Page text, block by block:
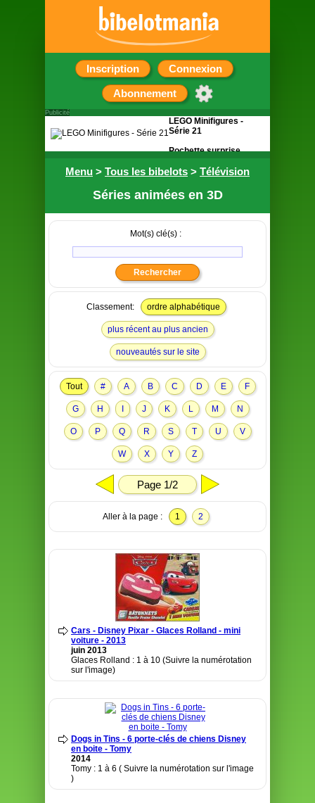
Inscription Connexion
Abonnement
Menu > Tous les bibelots > Télévision
Séries animées en 3D
Mot(s) clé(s) :
Classement: ordre alphabétique
plus récent au plus ancien
nouveautés sur le site
Tout # A B C D E F
G H J K L M N
O P Q R S T U V
W X Y Z
Page 1/2
Aller à la page : 1 2
Cars - Disney Pixar - Glaces Rolland - mini
voiture - 2013
juin 2013
Glaces Rolland : 1 à 10 (Suivre la numérotation
sur l'image)
Dogs in Tins - 6 porte-clés de chiens Disney
en boite - Tomy
2014
Tomy : 1 à 6 ( Suivre la numérotation sur l'image
)
Publicité
LEGO Minifigures -
Série 21
Pochette surprise